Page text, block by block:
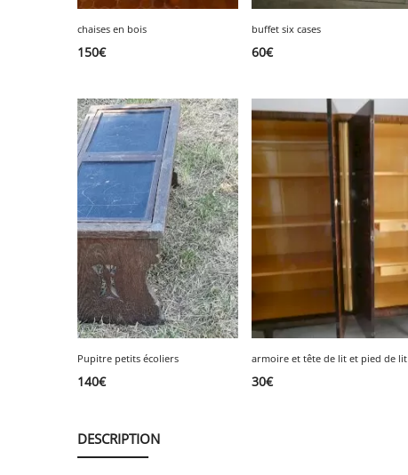
BILLET & COVOIT'
chaises en bois
150€
buffet six cases
60€
Pupitre petits écoliers
140€
armoire et tête de lit et pied de lit
30€
DESCRIPTION